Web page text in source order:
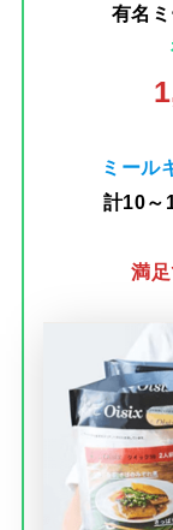
有名
ミール
計10～
満